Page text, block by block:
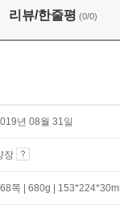
리뷰/한줄평 (0/0)
년 08월 31일
장
쪽 | 680g |